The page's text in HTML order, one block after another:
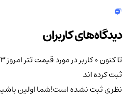
دیدگاه‌های کاربران
تا کنون 0 کاربر در مورد قیمت تتر امروز ۱۳ بهمن ۱۴۰۳
ثبت کرده اند
نظری ثبت نشده است!شما اولین باشید